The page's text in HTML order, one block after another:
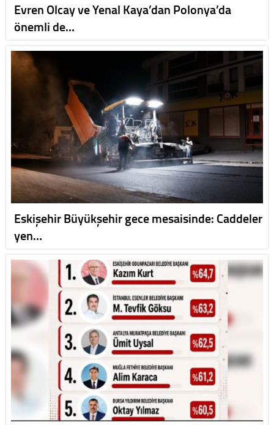
Evren Olcay ve Yenal Kaya’dan Polonya’da
önemli de…
Eskişehir Büyükşehir gece mesaisinde: Caddeler
yen…